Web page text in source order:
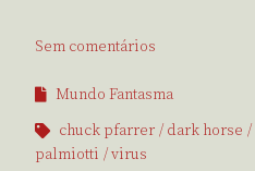
Sem comentários
Mundo Fantasma
chuck pfarrer
dark horse
palmiotti
virus